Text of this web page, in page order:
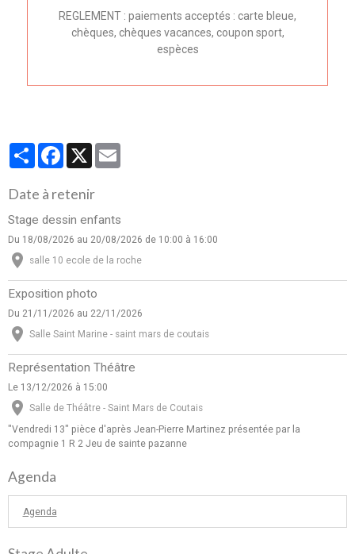
REGLEMENT : paiements acceptés : carte bleue,
chèques, chèques vacances, coupon sport,
espèces
PartagerFacebook
Date à retenir
Stage dessin enfants
Du 18/08/2026 au 20/08/2026 de 10:00 à 16:00
salle 10 ecole de la roche
Exposition photo
Du 21/11/2026 au 22/11/2026
Salle Saint Marine - saint mars de coutais
Représentation Théâtre
Le 13/12/2026 à 15:00
Salle de Théâtre - Saint Mars de Coutais
"Vendredi 13" pièce d'après Jean-Pierre Martinez présentée par la
compagnie 1 R 2 Jeu de sainte pazanne
Agenda
Agenda